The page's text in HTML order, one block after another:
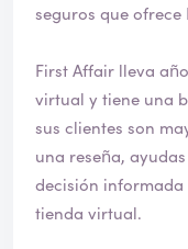
seguros que ofrece
First Affair lleva
virtual y tiene una buena
sus clientes son
una reseña,
decisión
tienda virtual.